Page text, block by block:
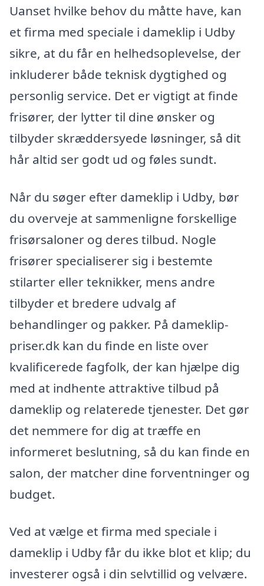
Uanset hvilke behov du måtte have, kan
et firma med speciale i dameklip i Udby
sikre, at du får en helhedsoplevelse, der
inkluderer både teknisk dygtighed og
personlig service. Det er vigtigt at finde
frisører, der lytter til dine ønsker og
tilbyder skræddersyede løsninger, så dit
hår altid ser godt ud og føles sundt.
Når du søger efter dameklip i Udby, bør
du overveje at sammenligne forskellige
frisørsaloner og deres tilbud. Nogle
frisører specialiserer sig i bestemte
stilarter eller teknikker, mens andre
tilbyder et bredere udvalg af
behandlinger og pakker. På dameklip-
priser.dk kan du finde en liste over
kvalificerede fagfolk, der kan hjælpe dig
med at indhente attraktive tilbud på
dameklip og relaterede tjenester. Det gør
det nemmere for dig at træffe en
informeret beslutning, så du kan finde en
salon, der matcher dine forventninger og
budget.
Ved at vælge et firma med speciale i
dameklip i Udby får du ikke blot et klip; du
investerer også i din selvtillid og velvære.